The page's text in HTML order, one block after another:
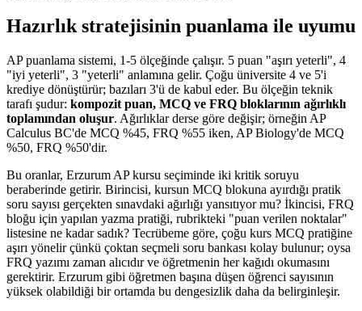
Hazırlık stratejisinin puanlama ile uyumu
AP puanlama sistemi, 1-5 ölçeğinde çalışır. 5 puan "aşırı yeterli", 4
"iyi yeterli", 3 "yeterli" anlamına gelir. Çoğu üniversite 4 ve 5'i
krediye dönüştürür; bazıları 3'ü de kabul eder. Bu ölçeğin teknik
tarafı şudur: kompozit puan, MCQ ve FRQ bloklarının ağırlıklı
toplamından oluşur. Ağırlıklar derse göre değişir; örneğin AP
Calculus BC'de MCQ %45, FRQ %55 iken, AP Biology'de MCQ
%50, FRQ %50'dir.
Bu oranlar, Erzurum AP kursu seçiminde iki kritik soruyu
beraberinde getirir. Birincisi, kursun MCQ blokuna ayırdığı pratik
soru sayısı gerçekten sınavdaki ağırlığı yansıtıyor mu? İkincisi, FRQ
bloğu için yapılan yazma pratiği, rubrikteki "puan verilen noktalar"
listesine ne kadar sadık? Tecrübeme göre, çoğu kurs MCQ pratiğine
aşırı yönelir çünkü çoktan seçmeli soru bankası kolay bulunur; oysa
FRQ yazımı zaman alıcıdır ve öğretmenin her kağıdı okumasını
gerektirir. Erzurum gibi öğretmen başına düşen öğrenci sayısının
yüksek olabildiği bir ortamda bu dengesizlik daha da belirginleşir.